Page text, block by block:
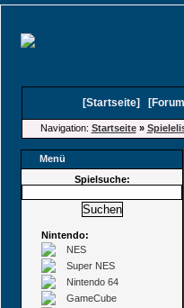
[Startseite] [Forum
Navigation: Startseite»
Menü
Spielsuche:
Nintendo:
NES
Super NES
Nintendo 64
GameCube